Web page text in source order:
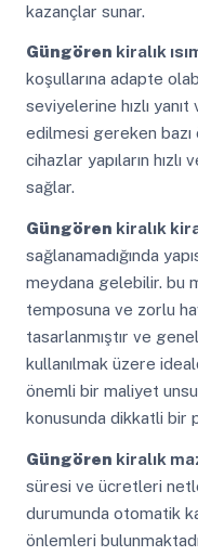
kazançlar sunar.
Güngören kiralık
koşullarına adapte
seviyelerine hızlı yanıt
edilmesi gereken bazı
cihazlar yapıların hızlı
sağlar.
Güngören kiralık
sağlanamadığında
meydana gelebilir. bu
temposuna ve zorlu
tasarlanmıştır ve
kullanılmak üzere
önemli bir maliyet
konusunda dikkatli bir
Güngören kiralık
süresi ve ücretleri
durumunda otomatik
önlemleri